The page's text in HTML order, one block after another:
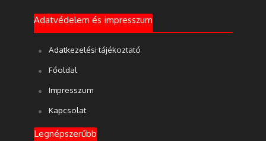
Adatvédelem és impresszum
Adatkezelési tájékoztató
Főoldal
Impresszum
Kapcsolat
Legnépszerűbb